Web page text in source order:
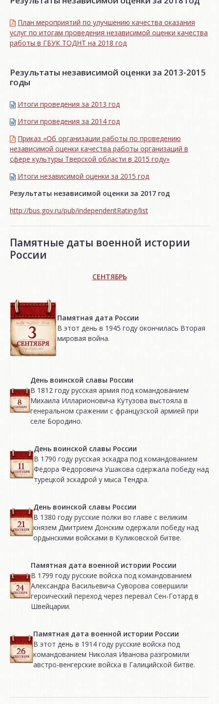
План мероприятий по улучшению качества оказания
услуг по итогам проведения независимой оценки качества
работы в ГБУК ТОДНТ на 2018 год
Результаты независимой оценки за 2013-2015
годы
Итоги проведения за 2013 год
Итоги проведения за 2014 год
Приказ «Об организации работы по проведению
независимой оценки качества работы организаций в
сфере культуры Тверской области в 2015 году»
Итоги независимой oценки за 2015 год
Результаты независимой оценки за 2017 год
http://bus.gov.ru/pub/independentRating/list
Памятные даты военной истории
России
СЕНТЯБРЬ
Памятная дата России
В этот день в 1945 году окончилась Вторая
мировая война.
День воинской славы России
В 1812 году русская армия под командованием
Михаила Илларионовича Кутузова выстояла в
генеральном сражении с французской армией при
селе Бородино.
День воинской славы России
В 1790 году русская эскадра под командованием
Фёдора Фёдоровича Ушакова одержала победу над
турецкой эскадрой у мыса Тендра.
День воинской славы России
В 1380 году русские полки во главе с великим
князем Дмитрием Донским одержали победу над
ордынскими войсками в Куликовской битве.
Памятная дата военной истории России
В 1799 году русские войска под командованием
Александра Васильевича Суворова совершили
героический переход через перевал Сен-Готард в
Швейцарии.
Памятная дата военной истории России
В этот день в 1914 году русские войска под
командованием Николая Иванова разгромили
австро-венгерские войска в Галицийской битве.